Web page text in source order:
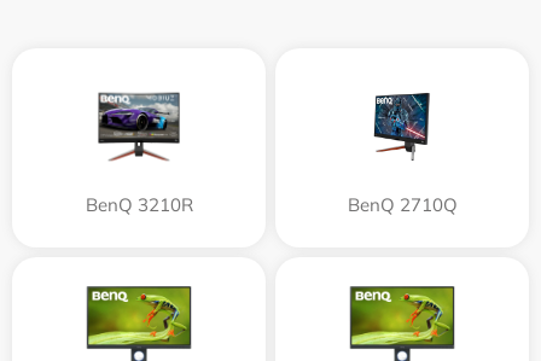
BenQ 3210R BenQ 2710Q